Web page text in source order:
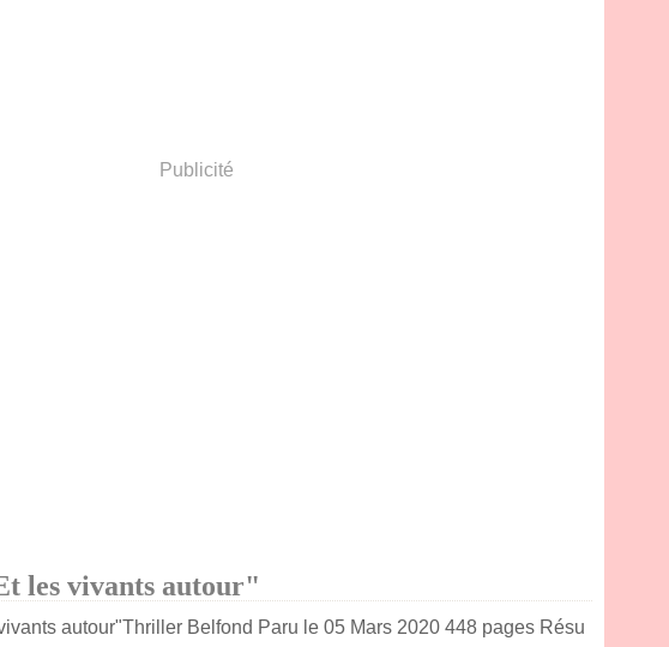
Publicité
les vivants autour"
Thriller Belfond Paru le 05 Mars 2020 448 pages Résu